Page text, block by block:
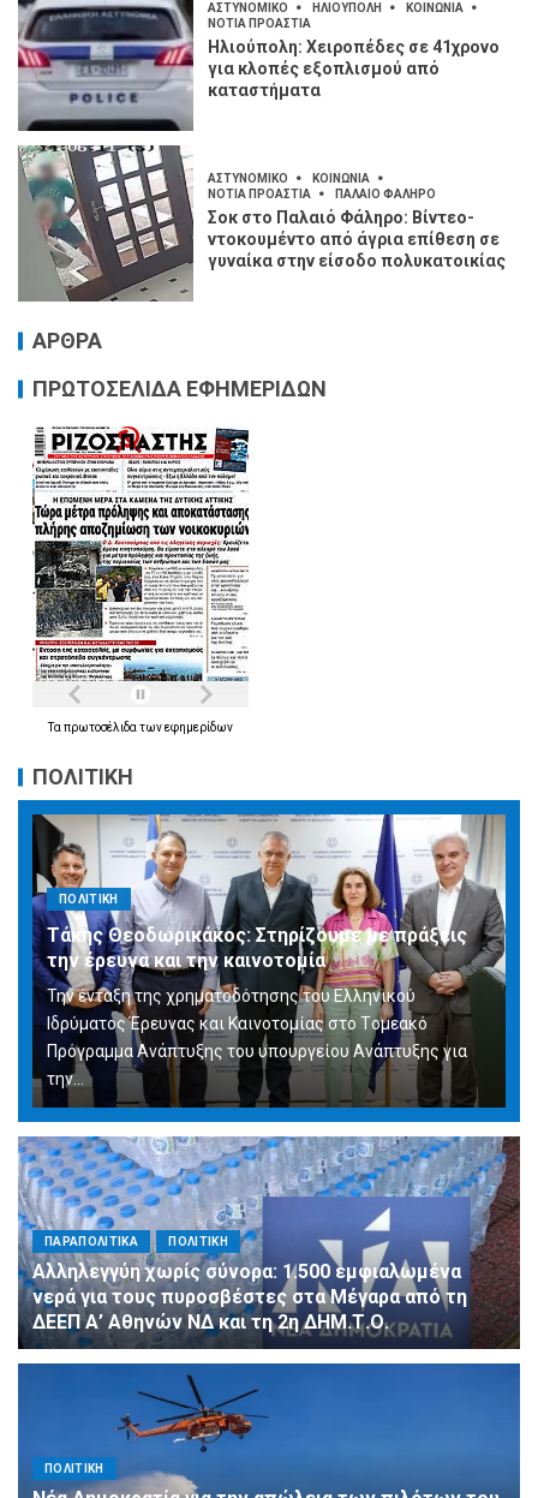
ΑΣΤΥΝΟΜΙΚΟ ΗΛΙΟΥΠΟΛΗ
ΚΟΙΝΩΝΙΑ
ΝΟΤΙΑ ΠΡΟΑΣΤΙΑ
Ηλιούπολη: Χειροπέδες σε 41χρονο
για κλοπές εξοπλισμού από
καταστήματα
ΑΣΤΥΝΟΜΙΚΟ
ΚΟΙΝΩΝΙΑ
ΝΟΤΙΑ ΠΡΟΑΣΤΙΑ
ΠΑΛΑΙΟ ΦΑΛΗΡΟ
Σοκ στο Παλαιό Φάληρο: Βίντεο-
ντοκουμέντο από άγρια επίθεση σε
γυναίκα στην είσοδο πολυκατοικίας
ΑΡΘΡΑ
ΠΡΩΤΟΣΕΛΙΔΑ ΕΦΗΜΕΡΙΔΩΝ
Τα πρωτοσέλιδα τωνεφημερίδων
ΠΟΛΙΤΙΚΗ
ΠΟΛΙΤΙΚΗ
Τάκης Θεοδωρικάκος: Στηρίζουμε με πράξεις
την έρευνα και την καινοτομία
Την ένταξη της χρηματοδότησης του Ελληνικού
Ιδρύματος Έρευνας και Καινοτομίας στο Tομεακό
Πρόγραμμα Ανάπτυξης του υπουργείου Ανάπτυξης για
την…
ΠΑΡΑΠΟΛΙΤΙΚΑ ΠΟΛΙΤΙΚΗ
Αλληλεγγύη χωρίς σύνορα: 1.500 εμφιαλωμένα
νερά για τους πυροσβέστες στα Μέγαρα από τη
ΔΕΕΠ Α’ Αθηνών ΝΔ και τη 2η ΔΗΜ.Τ.Ο.
ΠΟΛΙΤΙΚΗ